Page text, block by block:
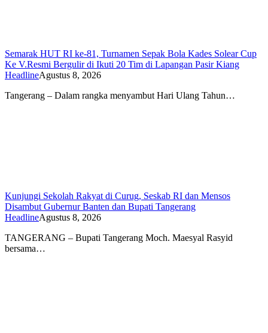
Semarak HUT RI ke-81, Turnamen Sepak Bola Kades Solear Cup
Ke V.Resmi Bergulir di Ikuti 20 Tim di Lapangan Pasir Kiang
HeadlineAgustus 8, 2026
Tangerang – Dalam rangka menyambut Hari Ulang Tahun…
Kunjungi Sekolah Rakyat di Curug, Seskab RI dan Mensos
Disambut Gubernur Banten dan Bupati Tangerang
HeadlineAgustus 8, 2026
TANGERANG – Bupati Tangerang Moch. Maesyal Rasyid
bersama…